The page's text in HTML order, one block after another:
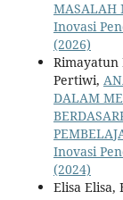
MASALAH
Inovasi
(2026)
Pertiwi,
DALAM
Inovasi
(2024)
Elisa Elisa,